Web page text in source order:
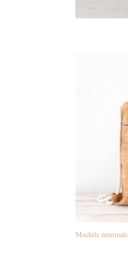
Mochila